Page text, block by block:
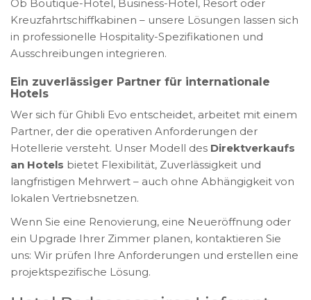
Ob Boutique-Hotel, Business-Hotel, Resort oder
Kreuzfahrtschiffkabinen – unsere Lösungen lassen sich
in professionelle Hospitality-Spezifikationen und
Ausschreibungen integrieren.
Ein zuverlässiger Partner für internationale
Hotels
Wer sich für Ghibli Evo entscheidet, arbeitet mit einem
Partner, der die operativen Anforderungen der
Hotellerie versteht. Unser Modell des Direktverkaufs
an Hotels bietet Flexibilität, Zuverlässigkeit und
langfristigen Mehrwert – auch ohne Abhängigkeit von
lokalen Vertriebsnetzen.
Wenn Sie eine Renovierung, eine Neueröffnung oder
ein Upgrade Ihrer Zimmer planen, kontaktieren Sie
uns: Wir prüfen Ihre Anforderungen und erstellen eine
projektspezifische Lösung.